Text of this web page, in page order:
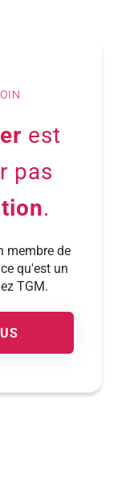
est
pas
.
membre de
qu'est un
TGM.